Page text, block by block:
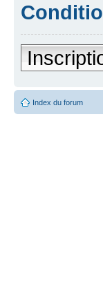
Index du forum